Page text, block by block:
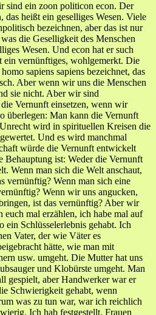
sind ein zoon politicon econ. Der
das heißt ein geselliges Wesen. Viele
bezeichnen, aber das ist nur
die Geselligkeit des Menschen
Wesen. Und econ hat er such
ein vernünftiges, wohlgemerkt. Die
sapiens sapiens bezeichnet, das
Aber wenn wir uns die Menschen
sie nicht. Aber wir sind
Vernunft einsetzen, wenn wir
überlegen: Man kann die Vernunft
wird in spirituellen Kreisen die
Und es wird manchmal
würde die Vernunft entwickelt
ist: Weder die Vernunft
Wenn man sich die Welt anschaut,
vernünftig? Wenn man sich eine
Wenn wir uns angucken,
ist das vernünftig? Aber wir
mal erzählen, ich habe mal auf
ein Schlüsselerlebnis gehabt. Ich
Vater, der wie Väter es
hätte, wie man mit
usw. umgeht. Die Mutter hat uns
und Klobürste umgeht. Man
gespielt, aber Handwerker war er
Schwierigkeit gehabt, wenn
was zu tun war, war ich reichlich
Ich hab festgestellt, Frauen